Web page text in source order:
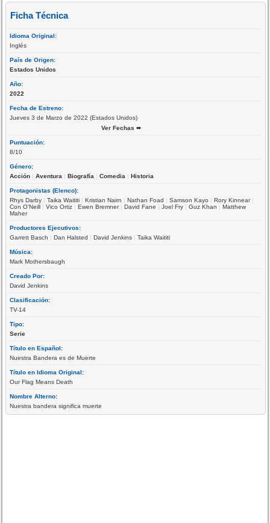
Ficha Técnica
Idioma Original:
Inglés
País de Origen:
Estados Unidos
Año:
2022
Fecha de Estreno:
Jueves 3 de Marzo de 2022 (Estados Unidos)
Ver Fechas ➨
Puntuación:
8/10
Género:
Acción |Aventura |Biografía |Comedia |Historia
Protagonistas (Elenco):
Rhys Darby |Taika Waititi |Kristian Nairn |Nathan Foad |Samson Kayo |Rory Kinnear|
Con O'Neill |Vico Ortiz |Ewen Bremner|David Fane |Joel Fry |Guz Khan |Matthew
Maher
Productores Ejecutivos:
Garrett Basch |Dan Halsted |David Jenkins |Taika Waititi
Música:
Mark Mothersbaugh
Creado Por:
David Jenkins
Clasificación:
TV-14
Tipo:
Serie
Título en Español:
Nuestra Bandera es de Muerte
Título en Idioma Original:
Our Flag Means Death
Nombre Alterno:
Nuestra bandera significa muerte